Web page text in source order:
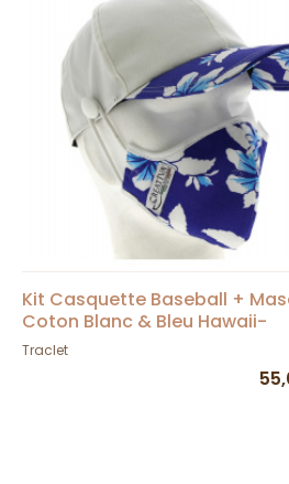
Kit Casquette Baseball +
Coton Blanc & Bleu Hawaii-
Traclet
Traclet